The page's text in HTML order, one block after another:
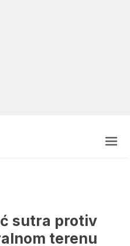
sutra protiv
terenu